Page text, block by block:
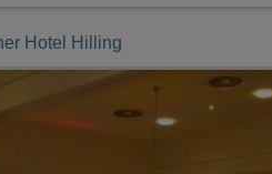
Hotel Hilling